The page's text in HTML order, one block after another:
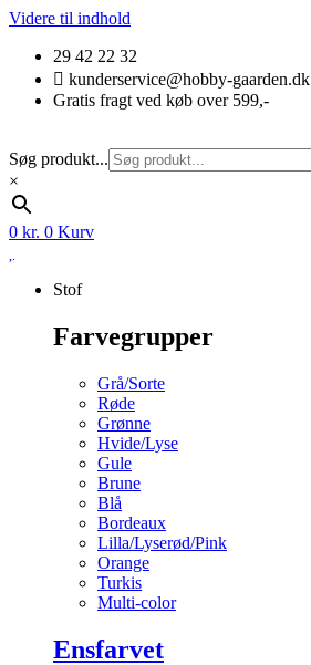
Videre til indhold
29 42 22 32
kunderservice@hobby-gaarden.dk
Gratis fragt ved køb over 599,-
Søg produkt...
×
0 kr. 0 Kurv
Stof
Farvegrupper
Grå/Sorte
Røde
Grønne
Hvide/Lyse
Gule
Brune
Blå
Bordeaux
Lilla/Lyserød/Pink
Orange
Turkis
Multi-color
Ensfarvet